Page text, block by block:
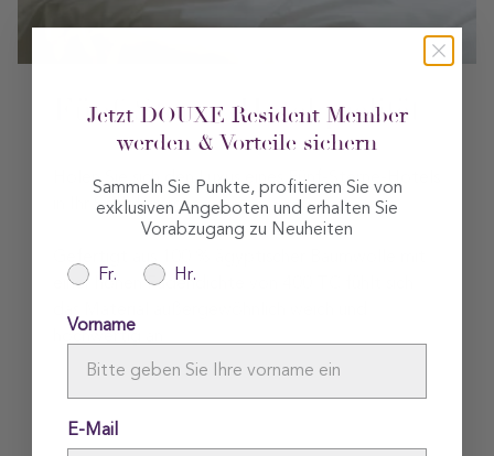
Fünf-Sterne-Hotelqualität
Holen Sie sich den Luxus eines Fünf-Sterne-Hotels
in Ihr Schlafzimmer
einer hohen Fadendichte von 400 TC fühlt sich
Jetzt DOUXE Resident Member
werden & Vorteile sichern
Sammeln Sie Punkte, profitieren Sie von
exklusiven Angeboten und erhalten Sie
Vorabzugang zu Neuheiten
Fr. Hr.
Vorname
E-Mail